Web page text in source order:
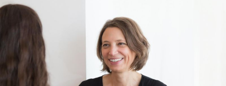
Finanztermine & Events
Kontakt & Service
Absolventen
Studenten
Datenschutzhinweise